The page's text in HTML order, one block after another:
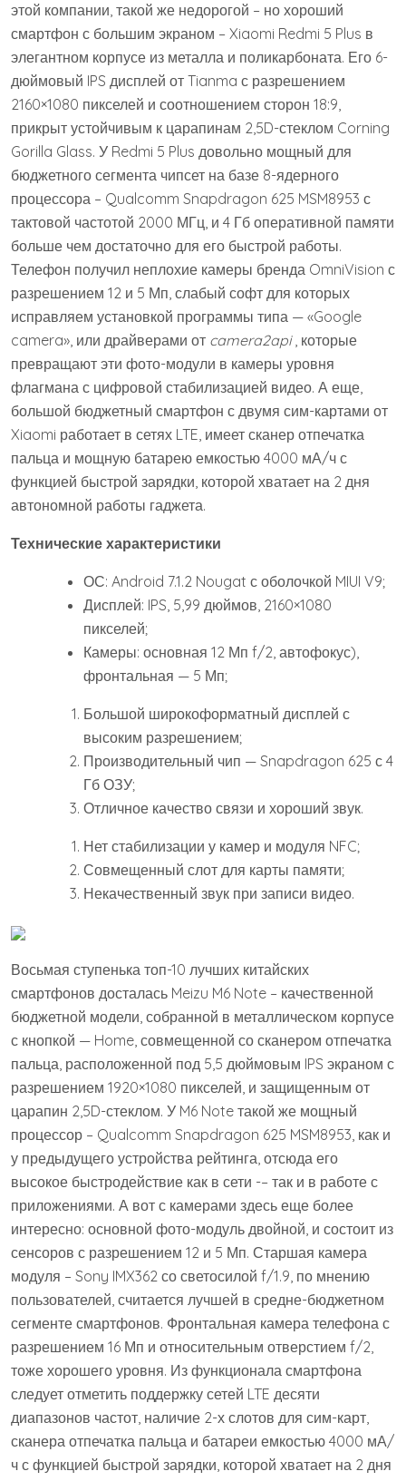
этой компании, такой же недорогой – но хороший
смартфон с большим экраном – Xiaomi Redmi 5 Plus в
элегантном корпусе из металла и поликарбоната. Его 6-
дюймовый IPS дисплей от Tianma с разрешением
2160×1080 пикселей и соотношением сторон 18:9,
прикрыт устойчивым к царапинам 2,5D-стеклом Corning
Gorilla Glass. У Redmi 5 Plus довольно мощный для
бюджетного сегмента чипсет на базе 8-ядерного
процессора – Qualcomm Snapdragon 625 MSM8953 с
тактовой частотой 2000 МГц, и 4 Гб оперативной памяти
больше чем достаточно для его быстрой работы.
Телефон получил неплохие камеры бренда OmniVision с
разрешением 12 и 5 Мп, слабый софт для которых
исправляем установкой программы типа — «Google
camera», или драйверами от camera2api, которые
превращают эти фото-модули в камеры уровня
флагмана с цифровой стабилизацией видео. А еще,
большой бюджетный смартфон с двумя сим-картами от
Xiaomi работает в сетях LTE, имеет сканер отпечатка
пальца и мощную батарею емкостью 4000 мА/ч с
функцией быстрой зарядки, которой хватает на 2 дня
автономной работы гаджета.
Технические характеристики
ОС: Android 7.1.2 Nougat с оболочкой MIUI V9;
Дисплей: IPS, 5,99 дюймов, 2160×1080
пикселей;
Камеры: основная 12 Мп f/2, автофокус),
фронтальная — 5 Мп;
Большой широкоформатный дисплей с
высоким разрешением;
Производительный чип — Snapdragon 625 с 4
Гб ОЗУ;
Отличное качество связи и хороший звук.
Нет стабилизации у камер и модуля NFC;
Совмещенный слот для карты памяти;
Некачественный звук при записи видео.
Восьмая ступенька топ-10 лучших китайских
смартфонов досталась Meizu M6 Note – качественной
бюджетной модели, собранной в металлическом корпусе
с кнопкой — Home, совмещенной со сканером отпечатка
пальца, расположенной под 5,5 дюймовым IPS экраном с
разрешением 1920×1080 пикселей, и защищенным от
царапин 2,5D-стеклом. У M6 Note такой же мощный
процессор – Qualcomm Snapdragon 625 MSM8953, как и
у предыдущего устройства рейтинга, отсюда его
высокое быстродействие как в сети -– так и в работе с
приложениями. А вот с камерами здесь еще более
интересно: основной фото-модуль двойной, и состоит из
сенсоров с разрешением 12 и 5 Мп. Старшая камера
модуля – Sony IMX362 со светосилой f/1.9, по мнению
пользователей, считается лучшей в средне-бюджетном
сегменте смартфонов. Фронтальная камера телефона с
разрешением 16 Мп и относительным отверстием f/2,
тоже хорошего уровня. Из функционала смартфона
следует отметить поддержку сетей LTE десяти
диапазонов частот, наличие 2-х слотов для сим-карт,
сканера отпечатка пальца и батареи емкостью 4000 мА/
ч с функцией быстрой зарядки, которой хватает на 2 дня